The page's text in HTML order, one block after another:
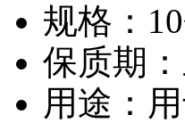
规格：
保质期
用途：